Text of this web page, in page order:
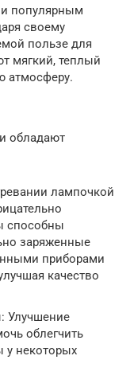
популярным
своему
пользе для
мягкий, теплый
атмосферу.
обладают
лампочкой
способны
заряженные
приборами
качество
Улучшение
облегчить
у некоторых